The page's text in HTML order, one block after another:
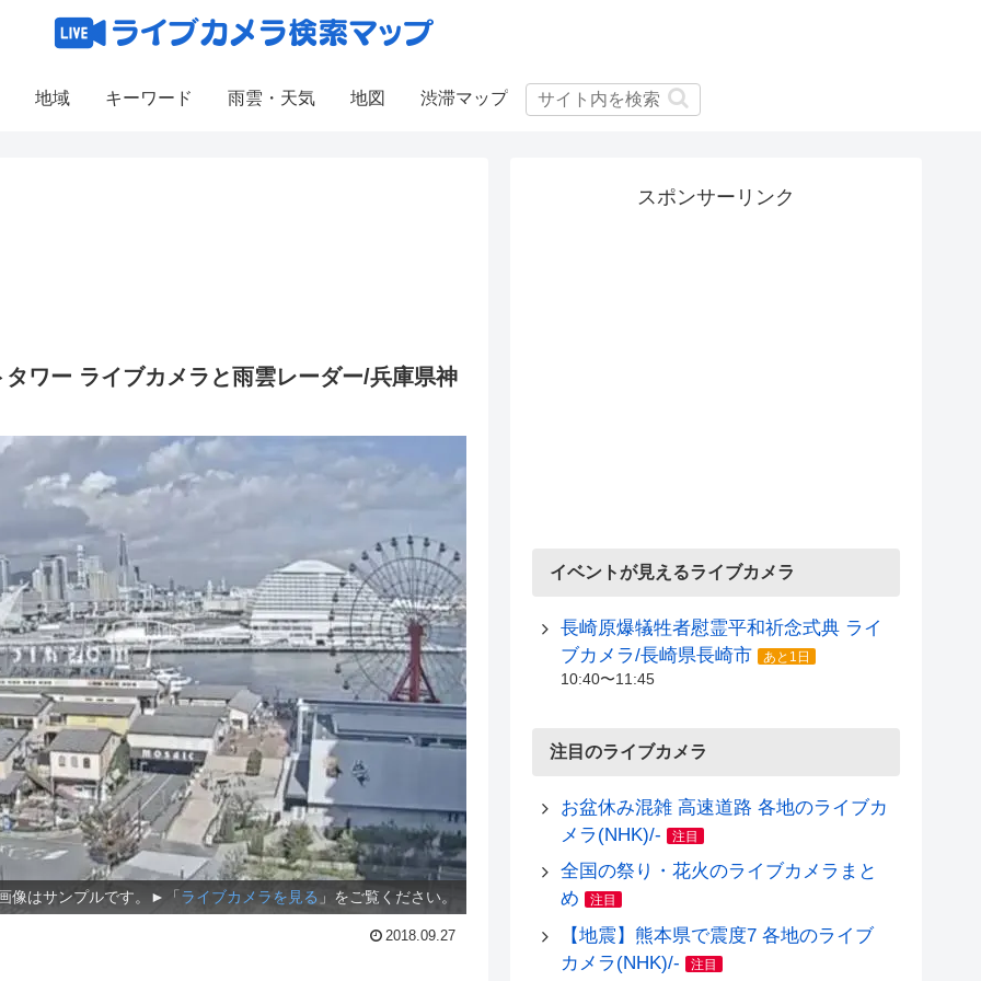
地域 キーワード 雨雲・天気 地図 渋滞マップ
ワー ライブカメラと雨雲レーダー/兵庫県神
像はサンプルです。►「 ライブカメラを見る 」をご覧ください。
2018.09.27
スポンサーリンク
イベントが見えるライブカメラ
長崎原爆犠牲者慰霊平和祈念式典 ライ
ブカメラ/長崎県長崎市
あと1日
10:40〜11:45
注目のライブカメラ
お盆休み混雑 高速道路 各地のライブカ
メラ(NHK)/-
注目
全国の祭り・花火のライブカメラまと
め
注目
【地震】熊本県で震度7 各地のライブ
カメラ(NHK)/-
注目